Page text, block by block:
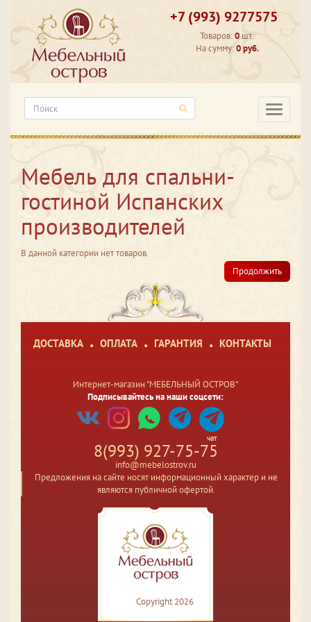
+7 (993) 9277575
Товаров:0 шт.
На сумму:0 руб.
Мебель для спальни-
гостиной Испанских
производителей
В данной категории нет товаров.
Продолжить
ДОСТАВКА ОПЛАТА ГАРАНТИЯ КОНТАКТЫ
Интернет-магазин "МЕБЕЛЬНЫЙ ОСТРОВ"
Подписывайтесь на наши соцсети:
чат
8(993) 927-75-75
info@mebelostrov.ru
Предложения на сайте носят информационный характер и не
являются публичной офертой.
Copyright 2026